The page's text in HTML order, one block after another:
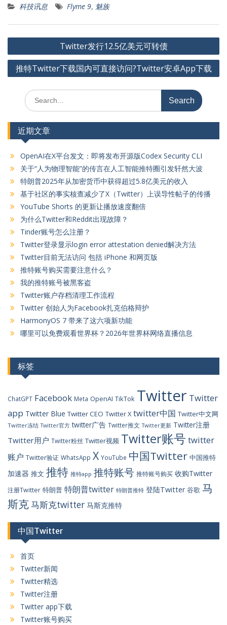
科技讯息 Flyme 9, 魅族
文
章
导
Twitter发行12.5亿美元可转债
推特Twitter下载国内可直接访问?Twitter安卓App下载
Search
for:
近期文章
OpenAI在X平台发文：即将发布开源版Codex Security CLI
关于“人为物理智能”的传言在人工智能推特圈引发轩然大波
特朗普2025年从加密货币中获得超过5.8亿美元的收入
基于社区的事实核查减少了X（Twitter）上误导性帖子的传播
YouTube Shorts 的更新让播放速度翻倍
为什么Twitter和Reddit出现故障？
Tinder账号怎么注册？
Twitter登录显示login error attestation denied解决方法
Twitter目前无法访问 包括 iPhone 和网页版
推特账号购买需要注意什么？
我的推特账号被黑客盗
Twitter账户存档清理工作流程
Twitter 创始人为Facebook扎克伯格辩护
HarmonyOS 7 带来了这六项新功能
哪里可以免费观看世界杯？2026年世界杯网络直播信息
标签
ChatGPT Facebook Meta OpenAI TikTok Twitter Twitter
app Twitter Blue Twitter CEO Twitter X twitter中国 Twitter中文网
Twitter冻结 Twitter官方 twitter广告 Twitter推文 Twitter更新 Twitter注册
Twitter用户 Twitter粉丝 Twitter视频 Twitter账号 twitter
账户 Twitter验证 WhatsApp X YouTube 中国Twitter 中国推特
加速器 推文 推特 推特app 推特账号 推特账号购买 收购Twitter
注册Twitter 特朗普 特朗普twitter 特朗普推特 登陆Twitter 谷歌 马
斯克马斯克twitter 马斯克推特
中国Twitter
首页
Twitter新闻
Twitter精选
Twitter注册
Twitter app下载
Twitter账号购买